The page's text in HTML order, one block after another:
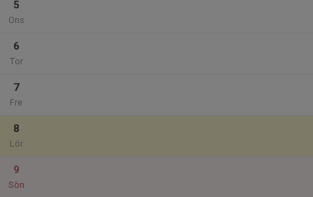
5
Ons
6
Tor
7
Fre
8
Lör
9
Sön